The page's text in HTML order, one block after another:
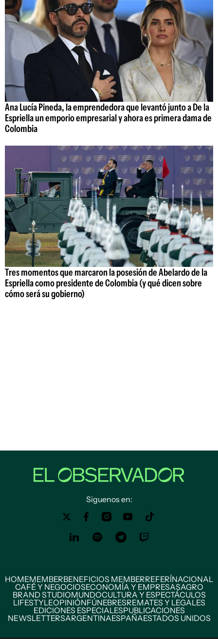
Ana Lucía Pineda, la emprendedora que levantó junto a De la
Espriella un emporio empresarial y ahora es primera dama de
Colombia
Tres momentos que marcaron la posesión de Abelardo de la
Espriella como presidente de Colombia (y qué dicen sobre
cómo será su gobierno)
Siguenos en:
HOMEMEMBERBENEFICIOS MEMBERREFERÍNACIONAL
CAFÉ Y NEGOCIOSECONOMÍA Y EMPRESASAGRO
BRAND STUDIOMUNDOCULTURA Y ESPECTÁCULOS
LIFESTYLEOPINIÓNFÚNEBRESREMATES Y LEGALES
EDICIONES ESPECIALESPUBLICACIONES
NEWSLETTERSARGENTINAESPAÑAESTADOS UNIDOS